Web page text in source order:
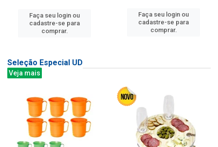
Faça seu login ou
cadastre-se para
comprar.
Faça seu login ou
cadastre-se para
comprar.
Seleção Especial UD
Veja mais